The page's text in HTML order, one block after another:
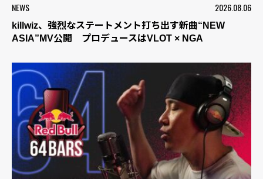
NEWS 2026.08.06
killwiz、強烈なステートメント打ち出す新曲“NEW
ASIA”MV公開 プロデュースはVLOT × NGA